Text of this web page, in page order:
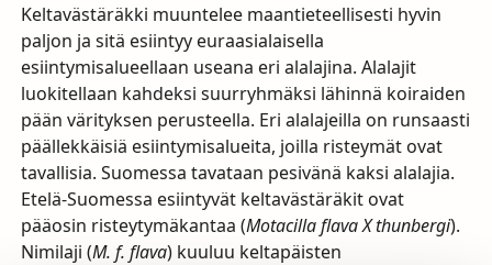
Keltavästäräkki muuntelee maantieteellisesti hyvin
paljon ja sitä esiintyy euraasialaisella
esiintymisalueellaan useana eri alalajina. Alalajit
luokitellaan kahdeksi suurryhmäksi lähinnä koiraiden
pään värityksen perusteella. Eri alalajeilla on runsaasti
päällekkäisiä esiintymisalueita, joilla risteymät ovat
tavallisia. Suomessa tavataan pesivänä kaksi alalajia.
Etelä-Suomessa esiintyvät keltavästäräkit ovat
pääosin risteytymäkantaa (Motacilla flava X thunbergi).
Nimilaji (M. f. flava) kuuluu keltapäisten